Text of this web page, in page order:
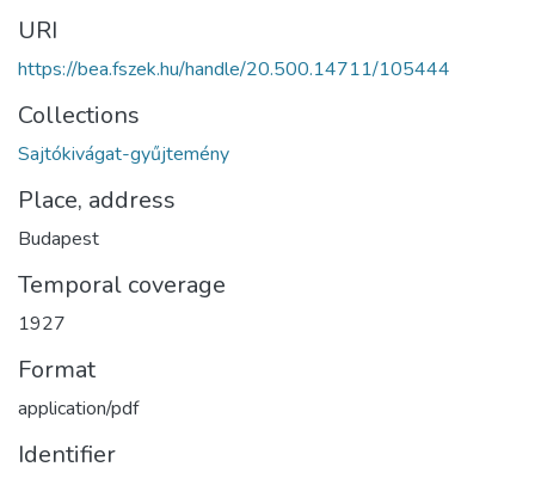
URI
https://bea.fszek.hu/handle/20.500.14711/105444
Collections
Sajtókivágat-gyűjtemény
Place, address
Budapest
Temporal coverage
1927
Format
application/pdf
Identifier